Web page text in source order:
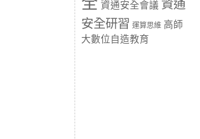
資通安全會議 資通
安全研習 運算思維 高師
大數位自造教育